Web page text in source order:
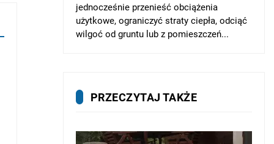
jednocześnie przenieść obciążenia
użytkowe, ograniczyć straty ciepła, odciąć
wilgoć od gruntu lub z pomieszczeń...
PRZECZYTAJ TAKŻE